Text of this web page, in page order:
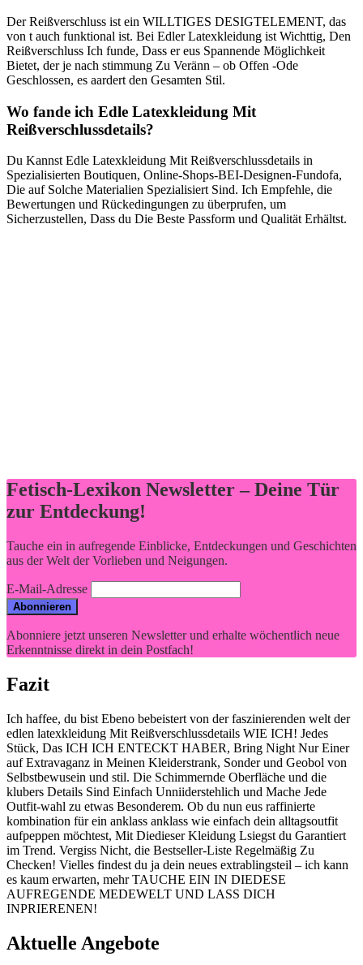
Der Reißverschluss ist ein ⁢WILLTIGES DESIGTELEMENT, das
von t auch funktional ist.​ Bei Edler Latexkleidung ist ⁤Wichttig, Den
Reißverschluss​ Ich funde, Dass er ‍eus⁤ Spannende Möglichkeit
Bietet, der je nach stimmung⁤ Zu ​Veränn⁢ – ob Offen ⁢-Ode
⁣Geschlossen, ⁣es aardert den⁢ Gesamten Stil.
Wo fande‌ ich Edle ⁤Latexkleidung Mit
Reißverschlussdetails?
Du​ Kannst Edle Latexkleidung Mit Reißverschlussdetails in⁣
Spezialisierten Boutiquen, Online-Shops-BEI-Designen-Fundofa,
Die‌ auf Solche Materialien Spezialisiert Sind. Ich Empfehle, die
Bewertungen und Rückedingungen ⁤zu überprufen, ⁤um
Sicherzustellen, Dass du⁣ Die⁢ Beste Passform ‍und ⁣Qualität Erhältst. ‍
Fetisch-Lexikon Newsletter – Deine Tür
zur Entdeckung!
Tauche ein in aufregende Einblicke, Entdeckungen und Geschichten
aus der Welt der Vorlieben und Neigungen.
E-Mail-Adresse
Abonniere jetzt unseren Newsletter und erhalte wöchentlich neue
Erkenntnisse direkt in dein Postfach!
Fazit
Ich‍ haffee, du bist Ebeno‍ bebeistert von ​der‍ faszinierenden⁢ welt der⁢
edlen latexkleidung Mit Reißverschlussdetails WIE ICH! Jedes
Stück, Das ICH ICH ENTECKT HABER, Bring Night Nur Einer
auf Extravaganz in Meinen ‍Kleiderstrank,⁤ Sonder und Geobol von
Selbstbewusein und stil. Die Schimmernde Oberfläche⁤ und die
klubers Details ​Sind Einfach ​Unniiderstehlich und ​Mache Jede
Outfit-wahl zu etwas Besonderem. Ob du nun eus raffinierte
⁤kombination‌ für ein anklass anklass‌ wie einfach dein alltagsoutfit
aufpeppen möchtest, Mit Diedieser‌ Kleidung ‍Lsiegst du ⁤Garantiert
im Trend. Vergiss⁤ Nicht, die Bestseller-Liste Regelmäßig Zu
Checken! Vielles findest du ja dein neues extrablingsteil – ich ‍kann
es kaum erwarten, ‍mehr TAUCHE EIN IN DIEDESE
AUFREGENDE MEDEWELT ‍UND LASS DICH⁣
INPRIERENEN!
Aktuelle Angebote